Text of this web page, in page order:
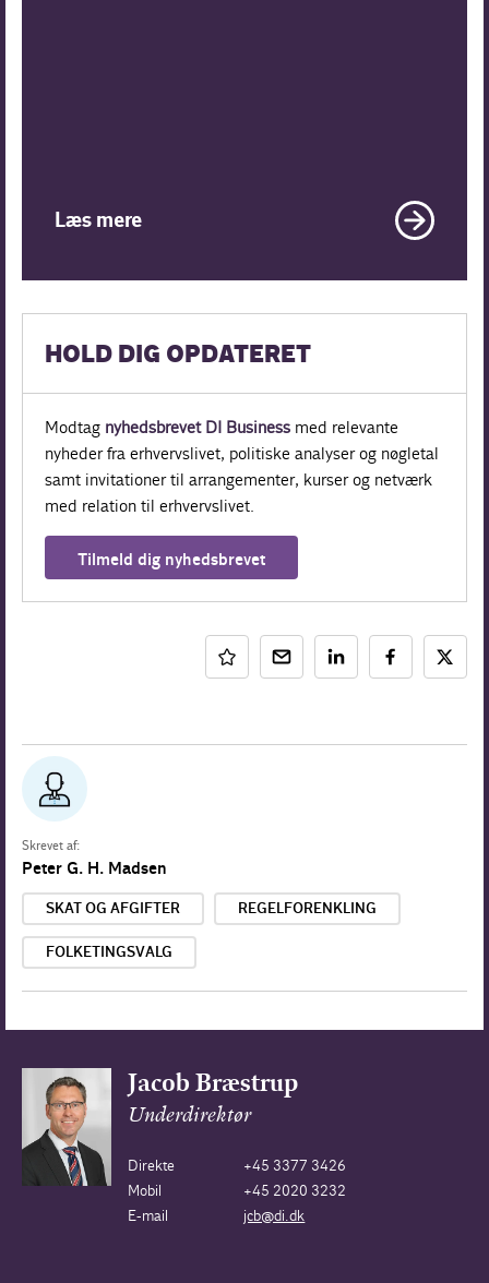
Læs mere
HOLD DIG OPDATERET
Modtag nyhedsbrevet DI Business med relevante
nyheder fra erhvervslivet, politiske analyser og nøgletal
samt invitationer til arrangementer, kurser og netværk
med relation til erhvervslivet.
Tilmeld dig nyhedsbrevet
Skrevet af:
Peter G. H. Madsen
SKAT OG AFGIFTER REGELFORENKLING
FOLKETINGSVALG
Jacob Bræstrup
Underdirektør
Direkte
+45 3377 3426
Mobil
+45 2020 3232
E-mail
jcb@di.dk